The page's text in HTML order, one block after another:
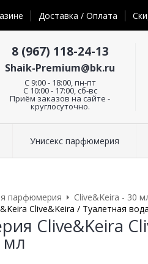
Доставка / Оплата
8 (967) 118-24-13
Shaik-Premium@bk.ru
C 9:00 - 18:00, пн-пт
С 10:00 - 17:00, сб-вс
Приём заказов на сайте -
круглосуточно.
Унисекс парфюмерия
парфюмерия
Clive&Keira - 30
Clive&Keira / Туалетная
Clive&Keira
мл